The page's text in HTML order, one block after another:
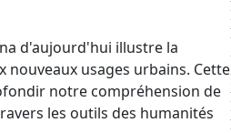
d'aujourd'hui illustre la
usages urbains. Cette
notre compréhension de
les outils des humanités